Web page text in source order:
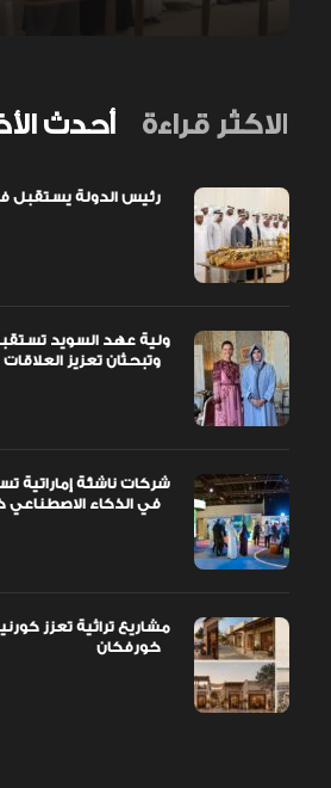
أحدث الاكثر قراءة
ولية عهد السويد
شركات ناشئة إماراتية
مشاريع تراثية تعزز